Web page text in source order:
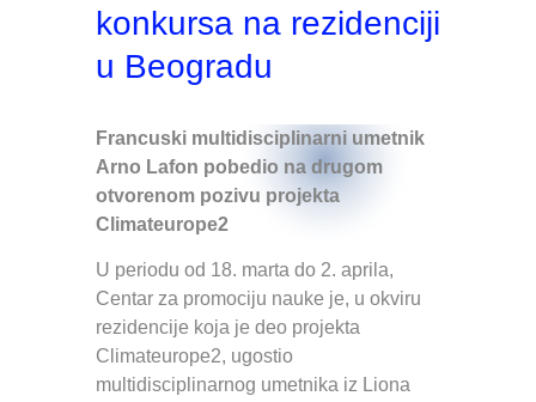
konkursa na rezidenciji
u Beogradu
Francuski multidisciplinarni umetnik
Arno Lafon pobedio na drugom
otvorenom pozivu projekta
Climateurope2
U periodu od 18. marta do 2. aprila,
Centar za promociju nauke je, u okviru
rezidencije koja je deo projekta
Climateurope2, ugostio
multidisciplinarnog umetnika iz Liona